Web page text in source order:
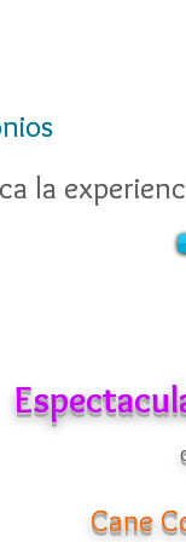
la
la
Cane